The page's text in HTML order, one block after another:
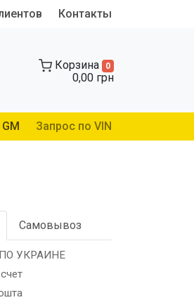
Контакты
Корзина 0
0,00 грн
Запрос по VIN
Самовывоз
УКРАИНЕ